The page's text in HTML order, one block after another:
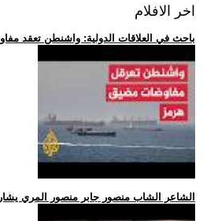
اخر الافلام
.. باحث في العلاقات الدولية: واشنطن تعقد
.. الشاعر الشاب منصور جابر منصور المري